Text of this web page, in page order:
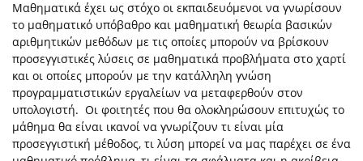
Μαθηματικά έχει ως στόχο οι εκπαιδευόμενοι να γνωρίσουν
το μαθηματικό υπόβαθρο και μαθηματική θεωρία βασικών
αριθμητικών μεθόδων με τις οποίες μπορούν να βρίσκουν
προσεγγιστικές λύσεις σε μαθηματικά προβλήματα στο χαρτί
και οι οποίες μπορούν με την κατάλληλη γνώση
προγραμματιστικών εργαλείων να μεταφερθούν στον
υπολογιστή. Οι φοιτητές που θα ολοκληρώσουν επιτυχώς το
μάθημα θα είναι ικανοί να γνωρίζουν τι είναι μία
προσεγγιστική μέθοδος, τι λύση μπορεί να μας παρέχει σε ένα